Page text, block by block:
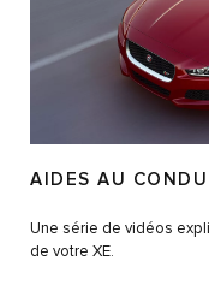
AIDES AU
Une série de vidéos
de votre XE.